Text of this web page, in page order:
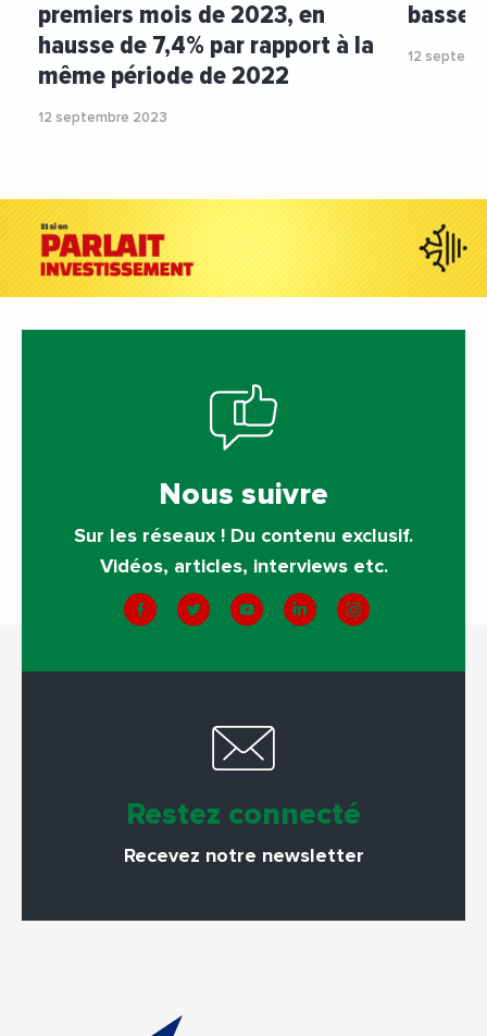
premiers mois de 2023, en
hausse de 7,4% par rapport à la
même période de 2022
12 septembre 2023
basse
12
Nous suivre
Sur les réseaux ! Du contenu exclusif.
Vidéos, articles, interviews etc.
Restez connecté
Recevez notre newsletter